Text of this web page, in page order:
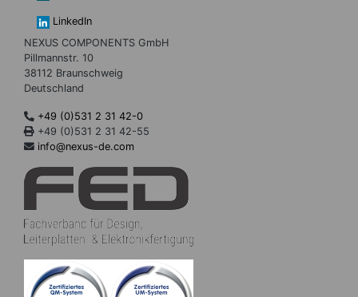
LinkedIn
NEXUS COMPONENTS GmbH
Pillmannstr. 10
38112 Braunschweig
Deutschland
+49 (0)531 2 31 42-0
+49 (0)531 2 31 42-55
info@nexus-de.com